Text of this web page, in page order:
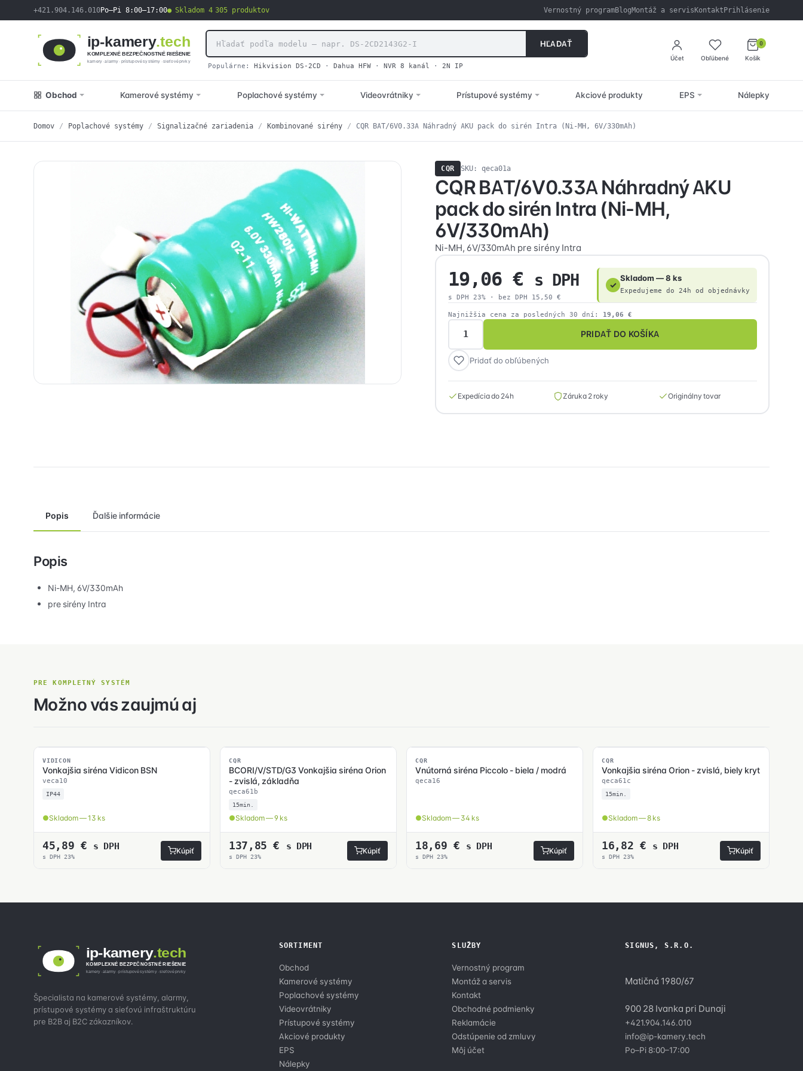
+421.904.146.010Po–Pi 8:00–17:00 Skladom 4 305 produktov Vernostný programBlogMontáž a servisKontaktPrihlásenie
ip-kamery.tech
KOMPLEXNÉ BEZPEČNOSTNÉ RIEŠENIE
kamery · alarmy · prístupové systémy · sieťové prvky
HĽADAŤ
Populárne: Hikvision DS-2CD · Dahua HFW · NVR 8 kanál · 2N IP
Účet Obľúbené Košík
0
Obchod Kamerové systémy Poplachové systémy Videovrátniky Prístupové systémy Akciové produkty EPS Nálepky
Domov / Poplachové systémy / Signalizačné zariadenia / Kombinované sirény / CQR BAT/6V0.33A Náhradný AKU pack do sirén Intra (Ni-MH, 6V/330mAh)
CQR SKU: qeca01a
CQR BAT/6V0.33A Náhradný AKU
pack do sirén Intra (Ni-MH,
6V/330mAh)
Ni-MH, 6V/330mAh pre sirény Intra
19,06 € s DPH
s DPH 23% · bez DPH 15,50 €
✓
Skladom — 8 ks
Expedujeme do 24h od objednávky
Najnižšia cena za posledných 30 dní: 19,06 €
množstvo
CQR
BAT/6V0.33A
Náhradný
AKU
(Ni-
PRIDAŤ DO KOŠÍKA
Pridať do obľúbených
Expedícia do 24h Záruka 2 roky Originálny tovar
Popis Ďalšie informácie
Popis
Ni-MH, 6V/330mAh
pre sirény Intra
PRE KOMPLETNÝ SYSTÉM
Možno vás zaujmú aj
SKLADOM
VIDICON
Vonkajšia siréna Vidicon BSN
veca10
IP44
Skladom — 13 ks
45,89 € s DPH
s DPH 23%
Kúpiť
SKLADOM
CQR
BCORI/V/STD/G3 Vonkajšia siréna Orion
- zvislá, základňa
qeca61b
15min.
Skladom — 9 ks
137,85€ s DPH
s DPH 23%
Kúpiť
SKLADOM
CQR
Vnútorná siréna Piccolo - biela / modrá
qeca16
Skladom — 34 ks
18,69 € s DPH
s DPH 23%
Kúpiť
SKLADOM
CQR
Vonkajšia siréna Orion - zvislá, biely kryt
qeca61c
15min.
Skladom — 8 ks
16,82 € s DPH
s DPH 23%
Kúpiť
ip-kamery.tech
KOMPLEXNÉ BEZPEČNOSTNÉ RIEŠENIE
kamery · alarmy · prístupové systémy · sieťové prvky
Špecialista na kamerové systémy, alarmy,
prístupové systémy a sieťovú infraštruktúru
pre B2B aj B2C zákazníkov.
SORTIMENT
Obchod
Kamerové systémy
Poplachové systémy
Videovrátniky
Prístupové systémy
Akciové produkty
EPS
Nálepky
SLUŽBY
Vernostný program
Montáž a servis
Kontakt
Obchodné podmienky
Reklamácie
Odstúpenie od zmluvy
Môj účet
SIGNUS, S.R.O.
Matičná 1980/67
900 28 Ivanka pri Dunaji
+421.904.146.010
info@ip-kamery.tech
Po–Pi 8:00–17:00